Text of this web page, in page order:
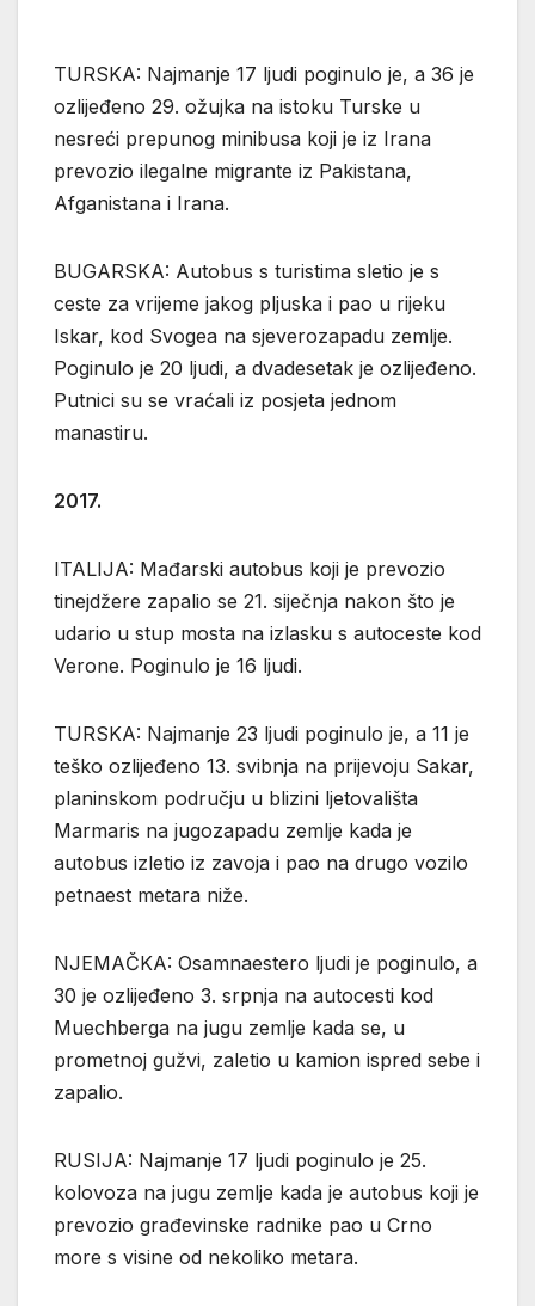
TURSKA: Najmanje 17 ljudi poginulo je, a 36 je
ozlijeđeno 29. ožujka na istoku Turske u
nesreći prepunog minibusa koji je iz Irana
prevozio ilegalne migrante iz Pakistana,
Afganistana i Irana.
BUGARSKA: Autobus s turistima sletio je s
ceste za vrijeme jakog pljuska i pao u rijeku
Iskar, kod Svogea na sjeverozapadu zemlje.
Poginulo je 20 ljudi, a dvadesetak je ozlijeđeno.
Putnici su se vraćali iz posjeta jednom
manastiru.
2017.
ITALIJA: Mađarski autobus koji je prevozio
tinejdžere zapalio se 21. siječnja nakon što je
udario u stup mosta na izlasku s autoceste kod
Verone. Poginulo je 16 ljudi.
TURSKA: Najmanje 23 ljudi poginulo je, a 11 je
teško ozlijeđeno 13. svibnja na prijevoju Sakar,
planinskom području u blizini ljetovališta
Marmaris na jugozapadu zemlje kada je
autobus izletio iz zavoja i pao na drugo vozilo
petnaest metara niže.
NJEMAČKA: Osamnaestero ljudi je poginulo, a
30 je ozlijeđeno 3. srpnja na autocesti kod
Muechberga na jugu zemlje kada se, u
prometnoj gužvi, zaletio u kamion ispred sebe i
zapalio.
RUSIJA: Najmanje 17 ljudi poginulo je 25.
kolovoza na jugu zemlje kada je autobus koji je
prevozio građevinske radnike pao u Crno
more s visine od nekoliko metara.